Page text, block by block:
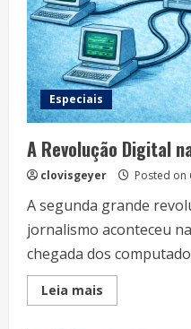
Especiais
A Revolução Digital
clovisgeyer Posted on
A segunda grande
jornalismo aconteceu
chegada dos
Leia mais
more